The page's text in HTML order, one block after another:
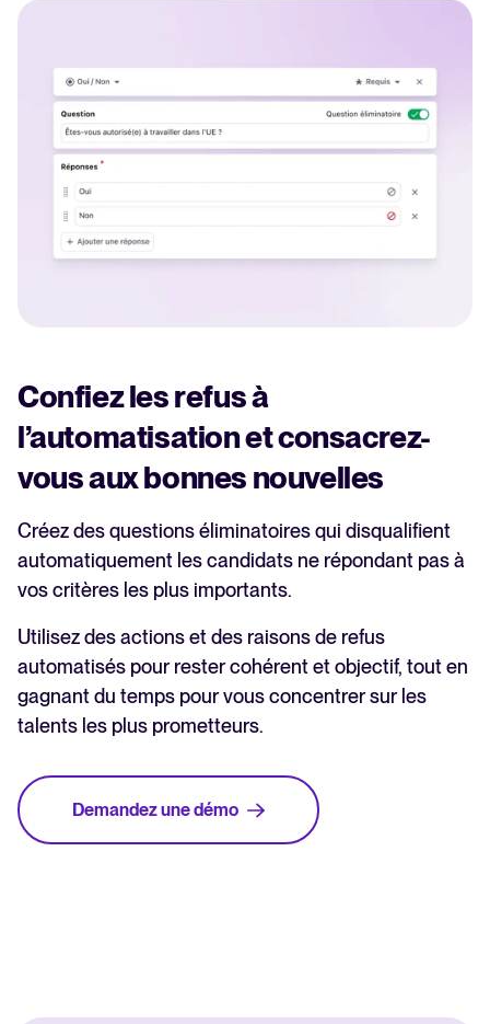
Confiez les refus à
l’automatisation et consacrez-
vous aux bonnes nouvelles
Créez des questions éliminatoires qui disqualifient
automatiquement les candidats ne répondant pas à
vos critères les plus importants.
Utilisez des actions et des raisons de refus
automatisés pour rester cohérent et objectif, tout en
gagnant du temps pour vous concentrer sur les
talents les plus prometteurs.
Demandez une démo